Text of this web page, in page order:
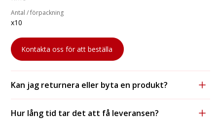
Antal / förpackning
x10
Kontakta oss för att beställa
Kan jag returnera eller byta en produkt?
produkten är oanvänd och i originalförpackning.
Hur lång tid tar det att få leveransen?